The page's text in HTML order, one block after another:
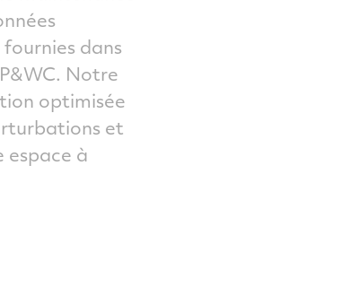
dans
Notre
optimisée
et
espace à